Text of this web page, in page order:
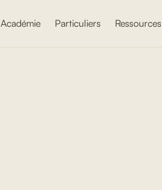
Académie Particuliers Ressources